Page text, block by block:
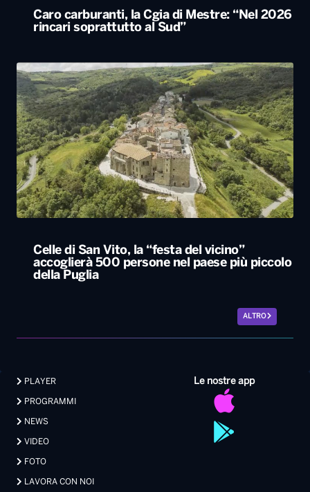
Caro carburanti, la Cgia di Mestre: “Nel 2026
rincari soprattutto al Sud”
Celle di San Vito, la “festa del vicino”
accoglierà 500 persone nel paese più piccolo
della Puglia
ALTRO
Le nostre app
PLAYER
PROGRAMMI
NEWS
VIDEO
FOTO
LAVORA CON NOI